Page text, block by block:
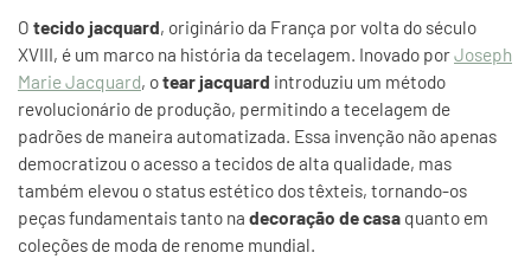
O tecido jacquard, originário da França por volta do século
XVIII, é um marco na história da tecelagem. Inovado porJoseph
Marie Jacquard, otear jacquard introduziu um método
revolucionário de produção, permitindo a tecelagem de
padrões de maneira automatizada. Essa invenção não apenas
democratizou o acesso a tecidos de alta qualidade, mas
também elevou o status estético dos têxteis, tornando-os
peças fundamentais tanto na decoração de casa quanto em
coleções de moda de renome mundial.